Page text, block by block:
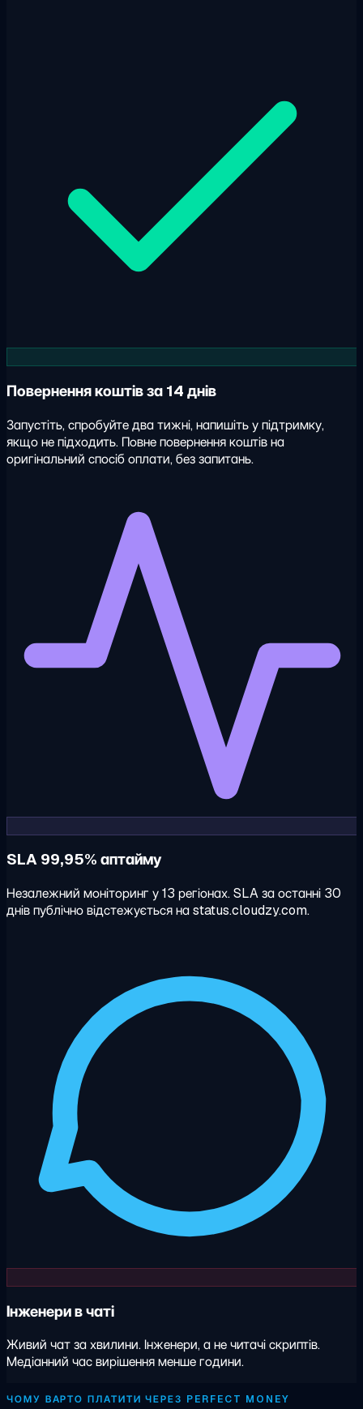
Повернення коштів за 14 днів
Запустіть, спробуйте два тижні, напишіть у підтримку,
якщо не підходить. Повне повернення коштів на
оригінальний спосіб оплати, без запитань.
SLA 99,95% аптайму
Незалежний моніторинг у 13 регіонах. SLA за останні 30
днів публічно відстежується на status.cloudzy.com.
Інженери в чаті
Живий чат за хвилини. Інженери, а не читачі скриптів.
Медіанний час вирішення менше години.
ЧОМУ ВАРТО ПЛАТИТИ ЧЕРЕЗ PERFECT MONEY